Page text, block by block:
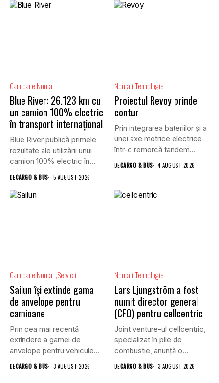
Camioane Noutati
Blue River: 26.123 km cu
un camion 100% electric
în transport internațional
Blue River publică primele
rezultate ale utilizării unui
camion 100% electric în...
DECARGO & BUS 5 AUGUST 2026
NoutatiTehnologie
Proiectul Revoy prinde
contur
Prin integrarea bateriilor și a
unei axe motrice electrice
într-o remorcă tandem...
DECARGO & BUS 4 AUGUST 2026
Camioane Noutati Servicii
Sailun își extinde gama
de anvelope pentru
camioane
Prin cea mai recentă
extindere a gamei de
anvelope pentru vehicule
comerciale,...
DECARGO & BUS 3 AUGUST 2026
NoutatiTehnologie
Lars Ljungström a fost
numit director general
(CFO) pentru cellcentric
Joint venture-ul cellcentric,
specializat în pile de
combustie, anunță o
schimbare în...
DECARGO & BUS 3 AUGUST 2026